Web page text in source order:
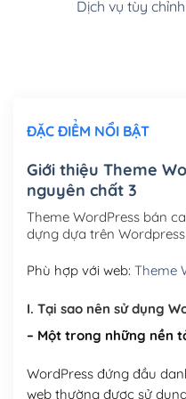
Cài đặt SMTP Mail
Mua thêm Host + Tên miền
Tên miền quốc tế
Tên miền Việt Nam
Hosting 2GB SSD (1
Hosting 3GB SSD (1
Hosting 5GB SSD (1
Hosting 8GB SSD (1
Dịch vụ tùy
ĐẶC ĐIỂM NỔI BẬT
Giới thiệu Theme
nguyên chất 3
Theme WordPress bán
dựng dựa trên
Phù hợp với web: Theme
I. Tại sao nên sử dụng
– Một trong những nền
WordPress đứng đầu
web thường được sử